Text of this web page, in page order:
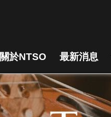
關於NTSO 最新消息